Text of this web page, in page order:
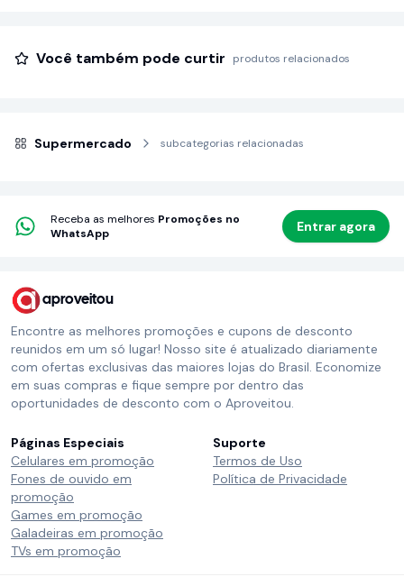
Você também pode curtir produtos relacionados
Supermercado subcategorias relacionadas
Receba as melhores Promoções no
WhatsApp
Entrar agora
aproveitou
Encontre as melhores promoções e cupons de desconto
reunidos em um só lugar! Nosso site é atualizado diariamente
com ofertas exclusivas das maiores lojas do Brasil. Economize
em suas compras e fique sempre por dentro das
oportunidades de desconto com o Aproveitou.
Páginas Especiais
Celulares em promoção
Fones de ouvido em
promoção
Games em promoção
Galadeiras em promoção
TVs em promoção
Suporte
Termos de Uso
Política de Privacidade